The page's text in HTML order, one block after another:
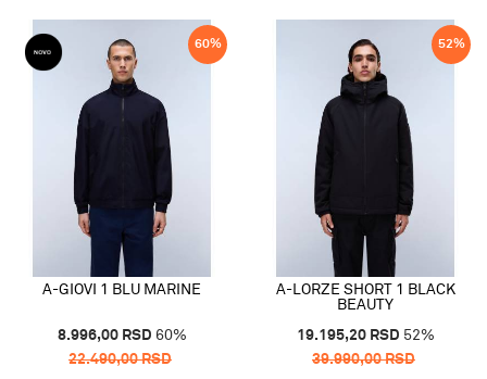
60%
A-GIOVI 1 BLU MARINE
8.996,00 RSD 60%
22.490,00RSD
52%
A-LORZE SHORT 1 BLACK
BEAUTY
19.195,20 RSD 52%
39.990,00RSD